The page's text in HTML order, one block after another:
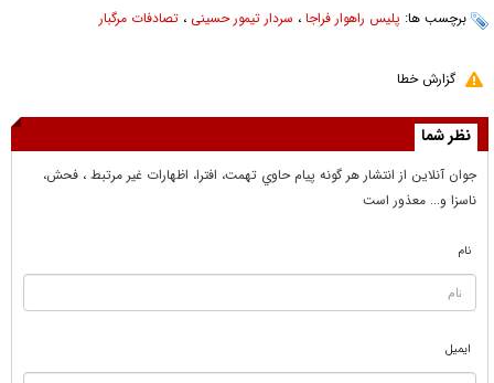
برچسب ها: پلیس راهوار فراجا ، سردار تیمور حسینی ، تصادفات مرگبار
گزارش خطا
نظر شما
جوان آنلاين از انتشار هر گونه پيام حاوي تهمت، افترا، اظهارات غير مرتبط ، فحش،
ناسزا و... معذور است
نام
ایمیل